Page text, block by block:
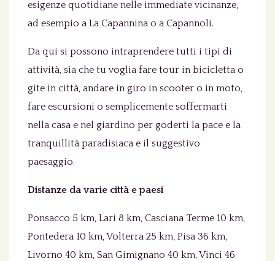
esigenze quotidiane nelle immediate vicinanze,
ad esempio a La Capannina o a Capannoli.
Da qui si possono intraprendere tutti i tipi di
attività, sia che tu voglia fare tour in bicicletta o
gite in città, andare in giro in scooter o in moto,
fare escursioni o semplicemente soffermarti
nella casa e nel giardino per goderti la pace e la
tranquillità paradisiaca e il suggestivo
paesaggio.
Distanze da varie città e paesi
Ponsacco 5 km, Lari 8 km, Casciana Terme 10 km,
Pontedera 10 km, Volterra 25 km, Pisa 36 km,
Livorno 40 km, San Gimignano 40 km, Vinci 46